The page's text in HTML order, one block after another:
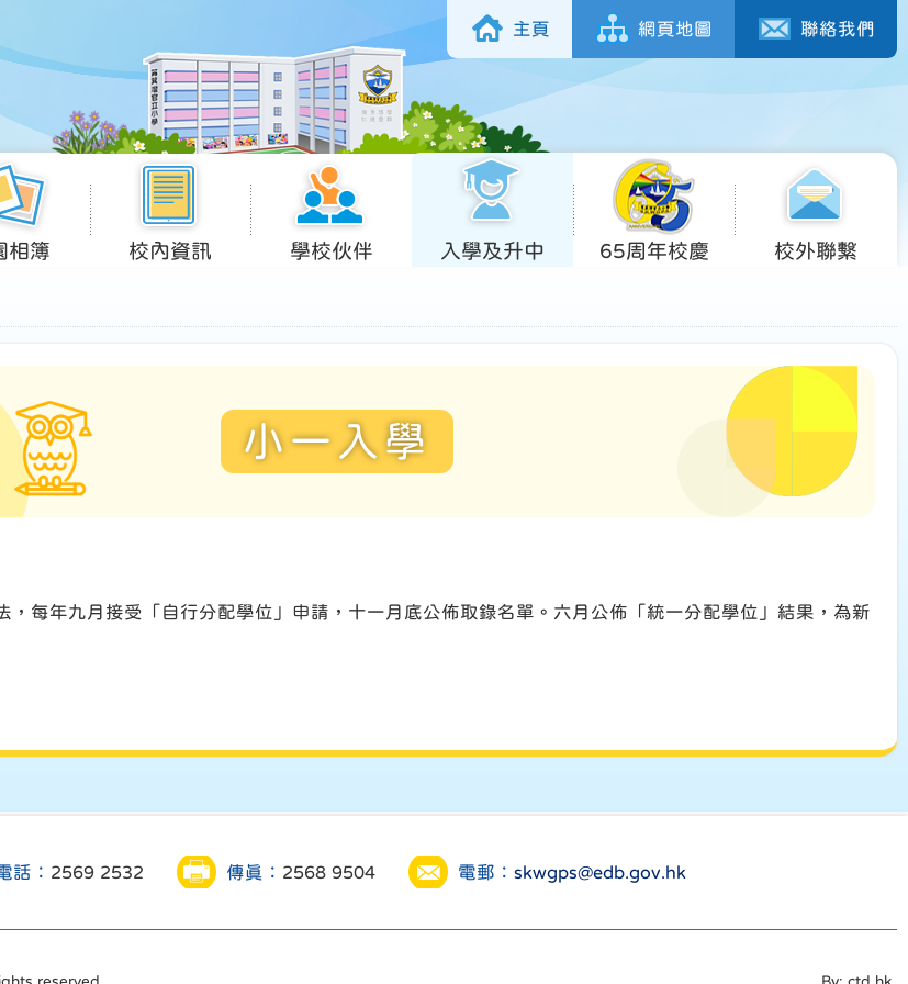
主頁 網頁地圖 聯絡我們
相簿 校內資訊 學校伙伴 入學及升中 65周年校慶 校外聯繫
小一入學
，每年九月接受「自行分配學位」申請，十一月底公佈取錄名單。六月公佈「統一分配學位」結果，為新
話： 2569 2532 傳真： 2568 9504 電郵： skwgps@edb.gov.hk
reserved. By: ctd.hk